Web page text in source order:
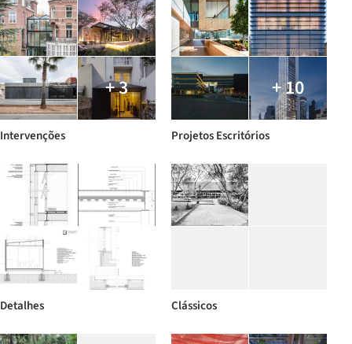
+ 3
Intervenções
+ 10
Projetos Escritórios
Detalhes Clássicos